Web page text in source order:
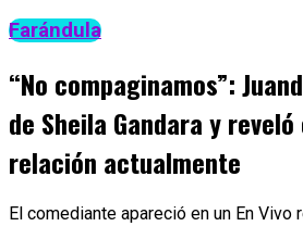
Farándula
“No compaginamos”:
de Sheila Gandara y
relación actualmente
El comediante apareció en un En Vivo